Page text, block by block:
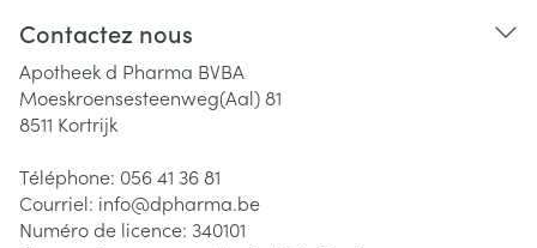
Contactez nous
Apotheek d Pharma BVBA
Moeskroensesteenweg(Aal) 81
8511 Kortrijk
Téléphone: 056 41 36 81
Courriel: info@dpharma.be
Numéro de licence: 340101